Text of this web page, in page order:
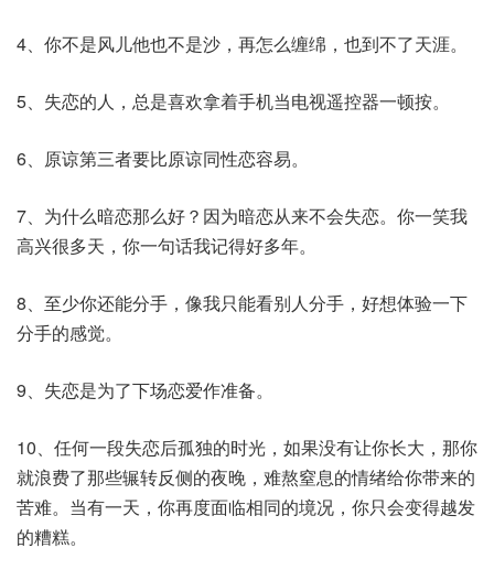
4、你不是风儿他也不是沙，再怎么缠绵，也到不了天涯。
5、失恋的人，总是喜欢拿着手机当电视遥控器一顿按。
6、原谅第三者要比原谅同性恋容易。
7、为什么暗恋那么好？因为暗恋从来不会失恋。你一笑我
高兴很多天，你一句话我记得好多年。
8、至少你还能分手，像我只能看别人分手，好想体验一下
分手的感觉。
9、失恋是为了下场恋爱作准备。
10、任何一段失恋后孤独的时光，如果没有让你长大，那你
就浪费了那些辗转反侧的夜晚，难熬窒息的情绪给你带来的
苦难。当有一天，你再度面临相同的境况，你只会变得越发
的糟糕。